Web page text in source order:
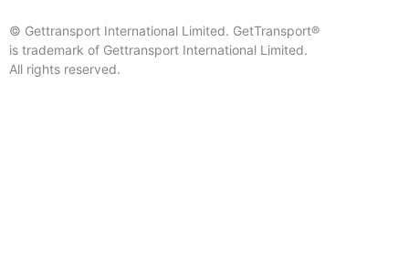
© Gettransport International Limited. GetTransport®
is trademark of Gettransport International Limited.
All rights reserved.